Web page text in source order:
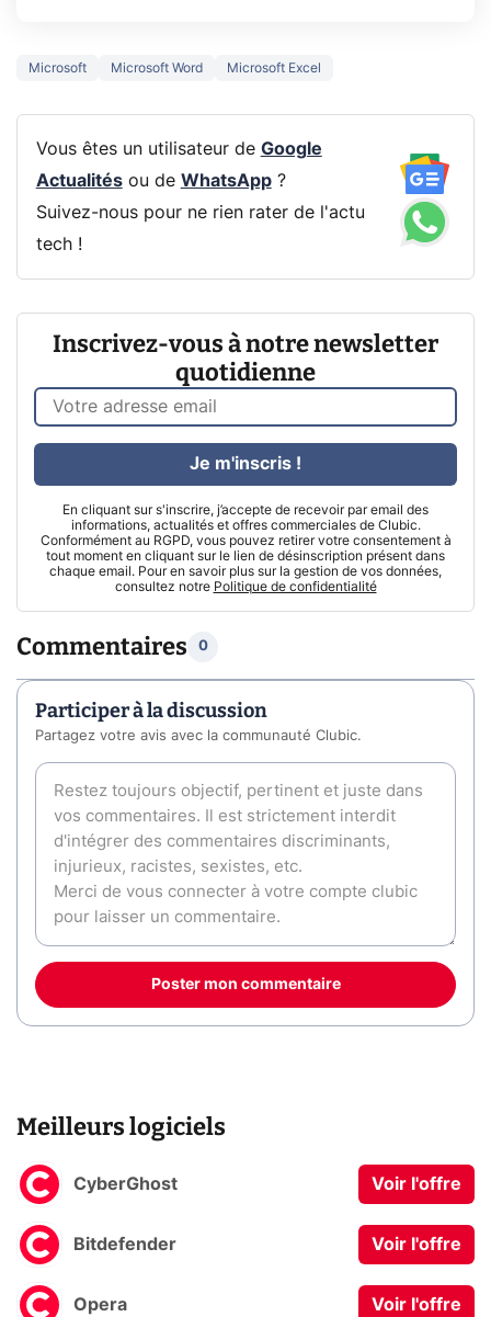
Microsoft Microsoft Word Microsoft Excel
Vous êtes un utilisateur de Google
Actualitésou de WhatsApp?
Suivez-nous pour ne rien rater de l'actu
tech !
Inscrivez-vous à notre newsletter
quotidienne
En cliquant sur s'inscrire, j’accepte de recevoir par email des
informations, actualités et offres commerciales de Clubic.
Conformément au RGPD, vous pouvez retirer votre consentement à
tout moment en cliquant sur le lien de désinscription présent dans
chaque email. Pour en savoir plus sur la gestion de vos données,
consultez notre Politique de confidentialité
Je m'inscris !
Commentaires 0
Participer à la discussion
Partagez votre avis avec la communauté Clubic.
Poster mon commentaire
Meilleurs logiciels
CyberGhost Voir l'offre
Bitdefender Voir l'offre
Opera Voir l'offre